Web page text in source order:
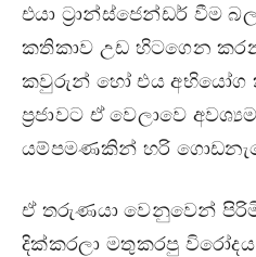
එයා ට‍්‍රාන්ස්ජෙන්ඩර් වීම
කතිකාව උඩ හිටගෙන
කවුරුන් හෝ එය අභියෝග
ප‍්‍රජාවට ඒ වෙලාවෙ
යම්පමණකින් හරි
ඒ තරුණයා වෙනුවෙන්
දික්කරලා මතුකරපු